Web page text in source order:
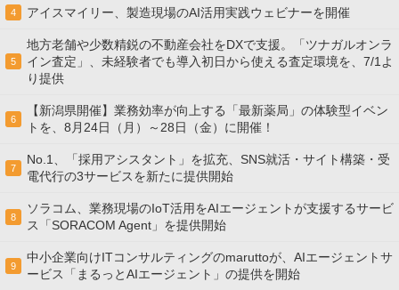
4 アイスマイリー、製造現場のAI活用実践ウェビナーを開催
5
地方老舗や少数精鋭の不動産会社をDXで支援。「ツナガルオンラ
イン査定」、未経験者でも導入初日から使える査定環境を、7/1よ
り提供
6
【新潟県開催】業務効率が向上する「最新薬局」の体験型イベン
トを、8月24日（月）～28日（金）に開催！
7
No.1、「採用アシスタント」を拡充、SNS就活・サイト構築・受
電代行の3サービスを新たに提供開始
8
ソラコム、業務現場のIoT活用をAIエージェントが支援するサービ
ス「SORACOM Agent」を提供開始
9
中小企業向けITコンサルティングのmaruttoが、AIエージェントサ
ービス「まるっとAIエージェント」の提供を開始